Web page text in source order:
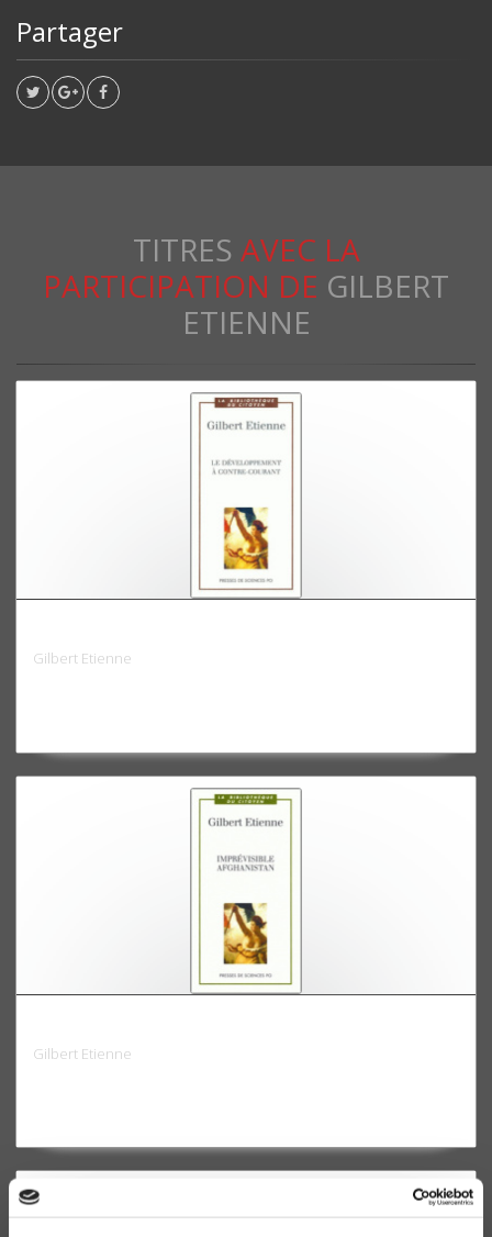
Partager
TITRES AVEC LA
PARTICIPATION DE GILBERT
ETIENNE
Gilbert Etienne
Gilbert Etienne